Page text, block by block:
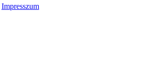
Impresszum